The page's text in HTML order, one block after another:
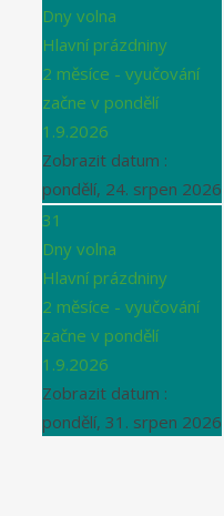
Dny volna
Hlavní prázdniny
2 měsíce - vyučování
začne v pondělí
1.9.2026
Zobrazit datum :
pondělí, 24. srpen 2026
31
Dny volna
Hlavní prázdniny
2 měsíce - vyučování
začne v pondělí
1.9.2026
Zobrazit datum :
pondělí, 31. srpen 2026